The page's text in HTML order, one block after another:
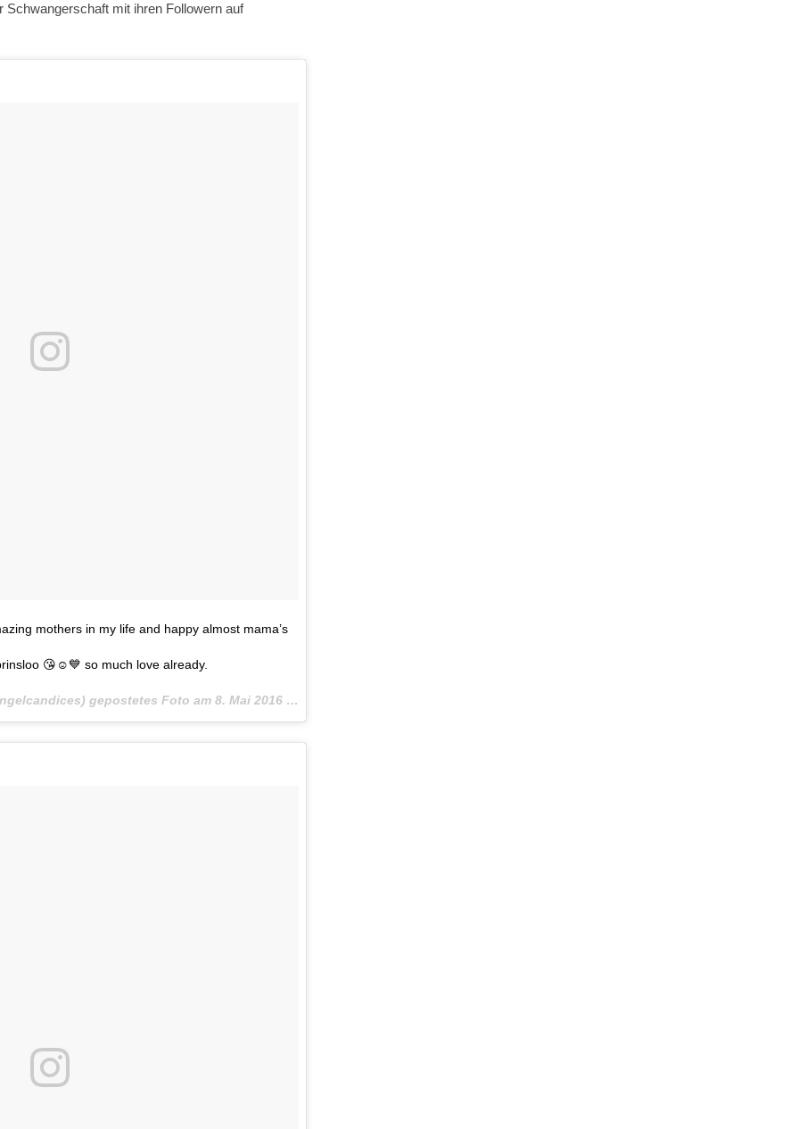
Schwangerschaft mit ihren Followern auf
mothers in my life and happy almost mama’s
😘☺️💙 so much love already.
gepostetes Foto am 8. Mai 2016 um 13:55 Uhr